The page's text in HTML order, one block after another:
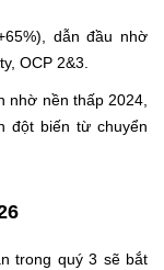
dẫn đầu nhờ
OCP 2&3.
nhờ nền thấp 2024,
đột biến từ chuyển
trong quý 3 sẽ bắt